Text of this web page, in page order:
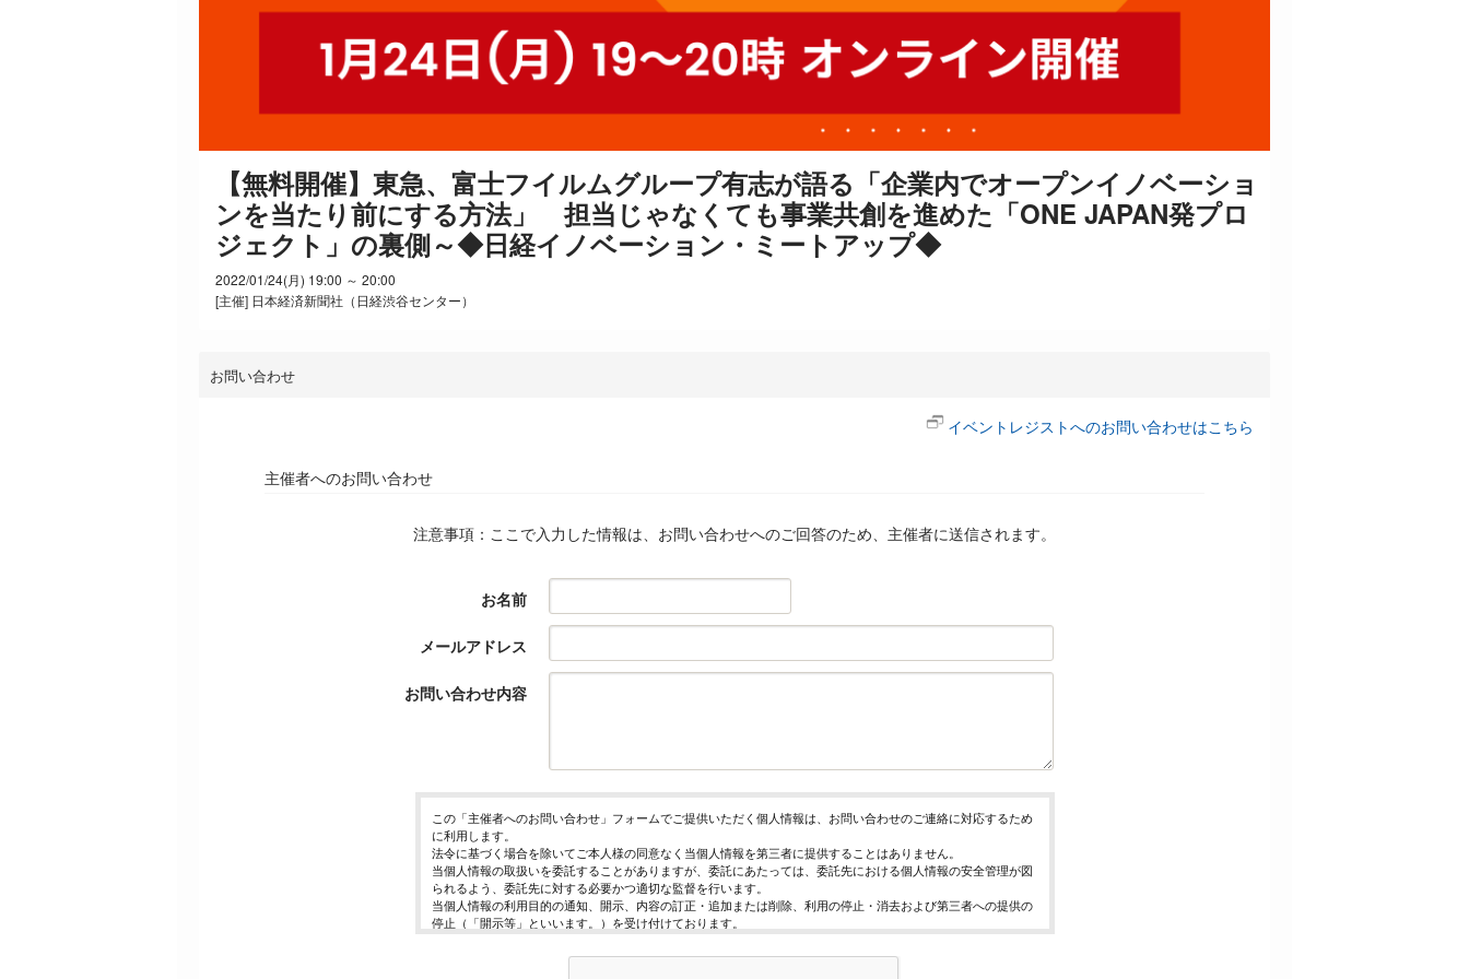
【無料開催】東急、富士フイルムグループ有志が語る「企業内でオープンイノベーショ
ンを当たり前にする方法」　担当じゃなくても事業共創を進めた「ONE JAPAN発プロ
ジェクト」の裏側～◆日経イノベーション・ミートアップ◆
2022/01/24(月) 19:00 ～ 20:00
[主催] 日本経済新聞社（日経渋谷センター）
お問い合わせ
イベントレジストへのお問い合わせはこちら
主催者へのお問い合わせ
注意事項：ここで入力した情報は、お問い合わせへのご回答のため、主催者に送信されます。
お名前
メールアドレス
お問い合わせ内容
この「主催者へのお問い合わせ」フォームでご提供いただく個人情報は、お問い合わせのご連絡に対応するため
に利用します。
法令に基づく場合を除いてご本人様の同意なく当個人情報を第三者に提供することはありません。
当個人情報の取扱いを委託することがありますが、委託にあたっては、委託先における個人情報の安全管理が図
られるよう、委託先に対する必要かつ適切な監督を行います。
当個人情報の利用目的の通知、開示、内容の訂正・追加または削除、利用の停止・消去および第三者への提供の
停止（「開示等」といいます。）を受け付けております。
ご入力頂く情報の提供は任意となっております。ただし、正確な情報をご提供いただけない場合には、お問合せ